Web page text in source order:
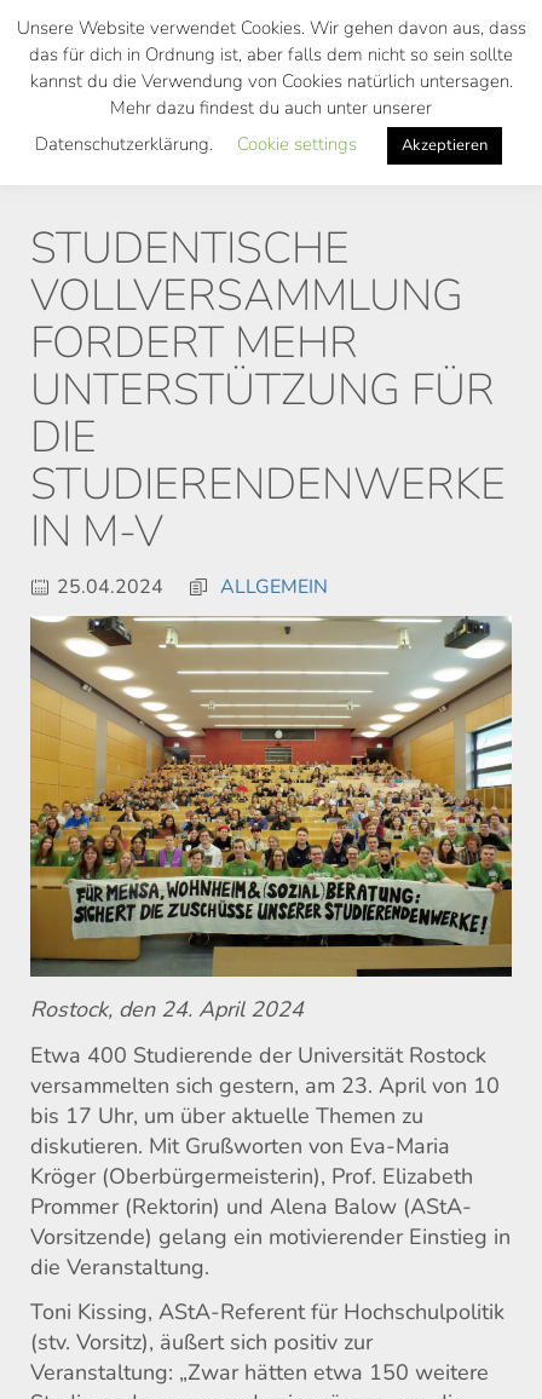
Skip
main
STUDENTISCHE
VOLLVERSAMMLUNG
FORDERT MEHR
UNTERSTÜTZUNG FÜR
DIE
STUDIERENDENWERKE
IN M-V
25.04.2024 ALLGEMEIN
Rostock, den 24. April 2024
Etwa 400 Studierende der Universität Rostock
versammelten sich gestern, am 23. April von 10
bis 17 Uhr, um über aktuelle Themen zu
diskutieren. Mit Grußworten von Eva-Maria
Kröger (Oberbürgermeisterin), Prof. Elizabeth
Prommer (Rektorin) und Alena Balow (AStA-
Vorsitzende) gelang ein motivierender Einstieg in
die Veranstaltung.
Toni Kissing, AStA-Referent für Hochschulpolitik
(stv. Vorsitz), äußert sich positiv zur
Veranstaltung: „Zwar hätten etwa 150 weitere
Unsere Website verwendet Cookies. Wir gehen davon aus, dass
das für dich in Ordnung ist, aber falls dem nicht so sein sollte
kannst du die Verwendung von Cookies natürlich untersagen.
Mehr dazu findest du auch unter unserer
Datenschutzerklärung.
Cookie settings Akzeptieren